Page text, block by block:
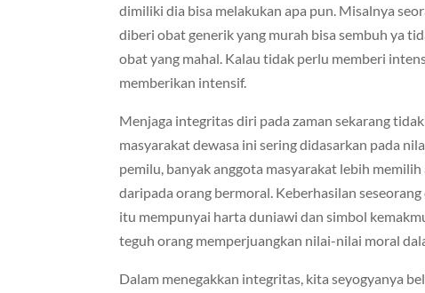
dimiliki dia bisa melakukan apa pun. Misalnya
diberi obat generik yang murah bisa sembuh ya
obat yang mahal. Kalau tidak perlu memberi
memberikan intensif.
Menjaga integritas diri pada zaman sekarang
masyarakat dewasa ini sering didasarkan pada
pemilu, banyak anggota masyarakat lebih
daripada orang bermoral. Keberhasilan
itu mempunyai harta duniawi dan simbol
teguh orang memperjuangkan nilai-nilai moral
Dalam menegakkan integritas, kita seyogyanya